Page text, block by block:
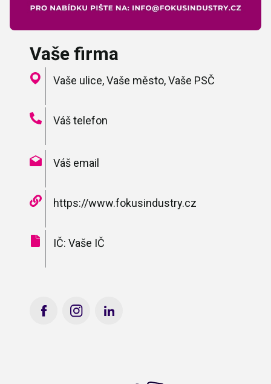
Vaše firma
Vaše ulice, Vaše město, Vaše PSČ
Váš telefon
Váš email
https://www.fokusindustry.cz
IČ: Vaše IČ